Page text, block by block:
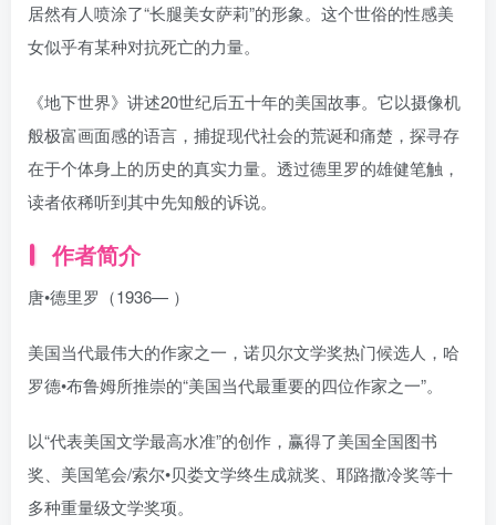
居然有人喷涂了“长腿美女萨莉”的形象。这个世俗的性感美
女似乎有某种对抗死亡的力量。
《地下世界》讲述20世纪后五十年的美国故事。它以摄像机
般极富画面感的语言，捕捉现代社会的荒诞和痛楚，探寻存
在于个体身上的历史的真实力量。透过德里罗的雄健笔触，
读者依稀听到其中先知般的诉说。
作者简介
唐•德里罗（1936— ）
美国当代最伟大的作家之一，诺贝尔文学奖热门候选人，哈
罗德•布鲁姆所推崇的“美国当代最重要的四位作家之一”。
以“代表美国文学最高水准”的创作，赢得了美国全国图书
奖、美国笔会/索尔•贝娄文学终生成就奖、耶路撒冷奖等十
多种重量级文学奖项。